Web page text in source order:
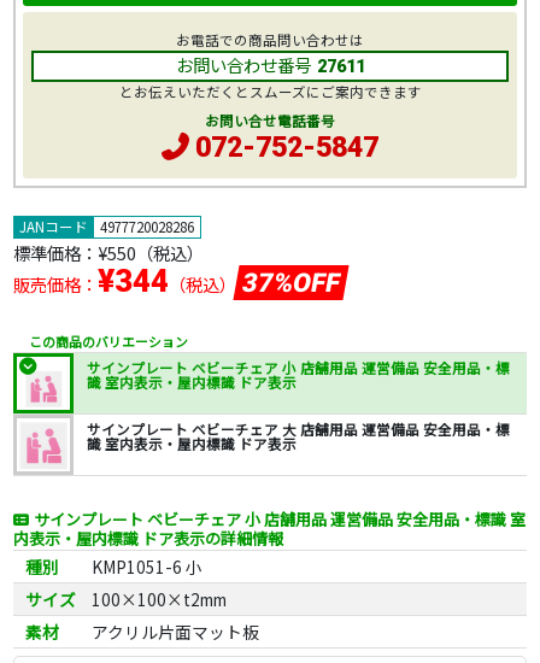
JANコード 4977720028286
標準価格： ¥550 （税込）
販売価格： ¥344 （税込） 37%OFF
この商品のバリエーション
サインプレート ベビーチェア 小 店舗用品 運営備品 安全用品・標
識 室内表示・屋内標識 ドア表示
サインプレート ベビーチェア 大 店舗用品 運営備品 安全用品・標
識 室内表示・屋内標識 ドア表示
サインプレート ベビーチェア 小 店舗用品 運営備品 安全用品・標識 室
内表示・屋内標識 ドア表示の詳細情報
種別
KMP1051-6 小
サイズ
100×100×t2mm
素材
アクリル片面マット板
お電話での商品問い合わせは
お問い合わせ番号 27611
とお伝えいただくとスムーズにご案内できます
お問い合せ電話番号
072-752-5847